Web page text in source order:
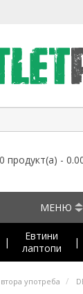
0 продукт(а) -
МЕНЮ
|
Евтини
лаптопи
|
употреба